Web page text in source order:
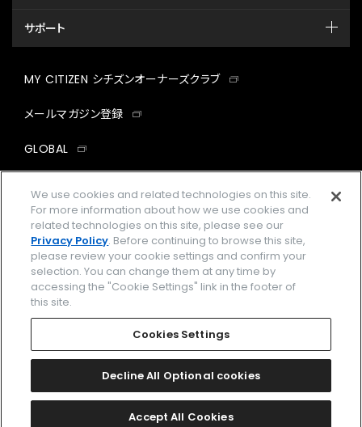
サポート
MY CITIZEN シチズンオーナーズクラブ
メールマガジン登録
GLOBAL
facebookinstagramtwitter
企業情報 ご利用規約
プライバシーポリシー Cookies Settings
Amazon PayはAmazon.com, Inc.またはその関連会社の商標です。
2026 CITIZEN WATCH CO., LTD.
We use cookies and related technologies on this site.
For more information about how we use cookies and
related technologies on this site, please see our
Privacy Policy. Before continuing to browse this site,
please review your cookie settings and confirm your
selection. You can change them at any time by
accessing the "Cookie Settings" link in the footer of
this site.
Cookies Settings
Decline All Optional cookies
Accept All Cookies